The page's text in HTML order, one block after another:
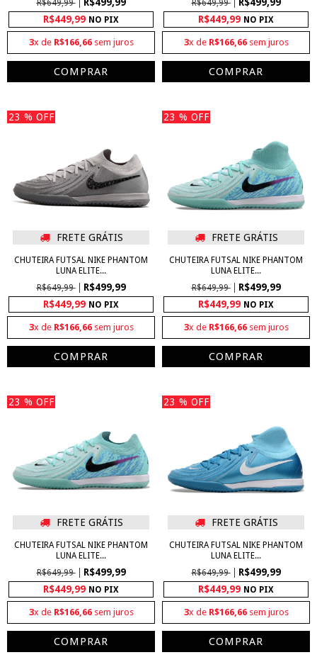
R$649,99
R$449,99 NO PIX
3x de R$166,66sem juros
COMPRAR
R$649,99
R$449,99 NO PIX
3x de R$166,66sem juros
COMPRAR
23 % OFF
FRETE GRÁTIS
CHUTEIRA FUTSAL NIKE PHANTOM
LUNA ELITE...
R$649,99
R$499,99
R$449,99 NO PIX
3x de R$166,66sem juros
COMPRAR
23 % OFF
FRETE GRÁTIS
CHUTEIRA FUTSAL NIKE PHANTOM
LUNA ELITE...
R$649,99
R$499,99
R$449,99 NO PIX
3x de R$166,66sem juros
COMPRAR
23 % OFF
FRETE GRÁTIS
CHUTEIRA FUTSAL NIKE PHANTOM
LUNA ELITE...
R$649,99
R$499,99
R$449,99 NO PIX
3x de R$166,66sem juros
COMPRAR
23 % OFF
FRETE GRÁTIS
CHUTEIRA FUTSAL NIKE PHANTOM
LUNA ELITE...
R$649,99
R$499,99
R$449,99 NO PIX
3x de R$166,66sem juros
COMPRAR